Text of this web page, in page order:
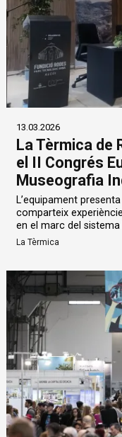
13.03.2026
La Tèrmica de
el II Congrés
Museografia
L’equipament
comparteix
en el marc del sistema
La Tèrmica